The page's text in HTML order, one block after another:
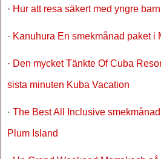
· Hur att resa säkert med yngre
· Kanuhura En smekmånad paket i
· Den mycket Tänkte Of Cuba
sista minuten Kuba Vacation
· The Best All Inclusive
Plum Island